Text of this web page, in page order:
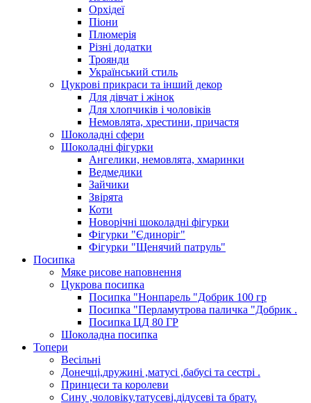
Орхідеї
Піони
Плюмерія
Різні додатки
Троянди
Український стиль
Цукрові прикраси та інший декор
Для дівчат і жінок
Для хлопчиків і чоловіків
Немовлята, хрестини, причастя
Шоколадні сфери
Шоколадні фігурки
Ангелики, немовлята, хмаринки
Ведмедики
Зайчики
Звірята
Коти
Новорічні шоколадні фігурки
Фігурки "Єдиноріг"
Фігурки "Щенячий патруль"
Посипка
Мяке рисове наповнення
Цукрова посипка
Посипка "Нонпарель "Добрик 100 гр
Посипка "Перламутрова паличка "Добрик .
Посипка ЦД 80 ГР
Шоколадна посипка
Топери
Весільні
Донечці,дружині ,матусі ,бабусі та сестрі .
Принцеси та королеви
Сину ,чоловіку,татусеві,дідусеві та брату.